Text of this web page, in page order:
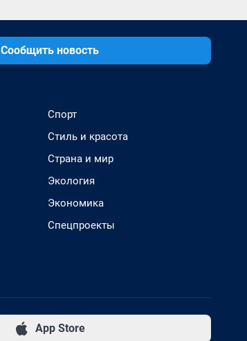
Сообщить новость
Спорт
Стиль и красота
Страна и мир
Экология
Экономика
Спецпроекты
App Store